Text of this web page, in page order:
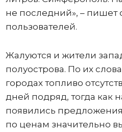
не последний», – пишет
пользователей.
Жалуются и жители
полуострова. По их
городах топливо
дней подряд, тогда как
появились
по ценам значительно